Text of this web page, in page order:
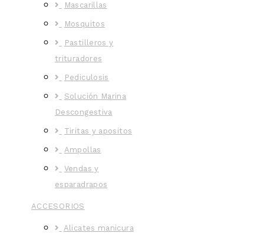
Mascarillas
Mosquitos
Pastilleros y
trituradores
Pediculosis
Solución Marina
Descongestiva
Tiritas y apositos
Ampollas
Vendas y
esparadrapos
ACCESORIOS
Alicates manicura